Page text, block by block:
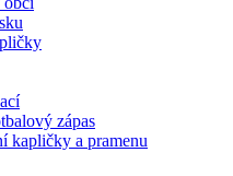
zápas
kapličky a pramenu